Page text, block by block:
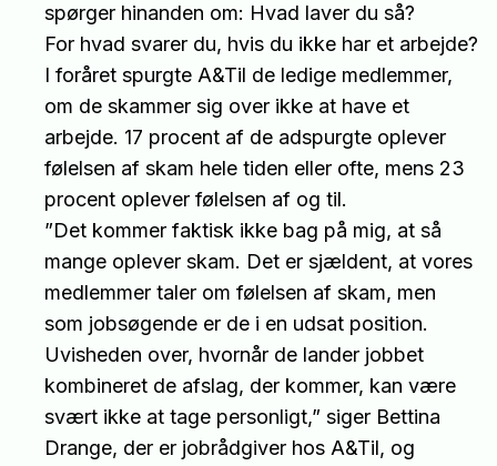
spørger hinanden om: Hvad laver du så?
For hvad svarer du, hvis du ikke har et arbejde?
I foråret spurgte A&Til de ledige medlemmer,
om de skammer sig over ikke at have et
arbejde. 17 procent af de adspurgte oplever
følelsen af skam hele tiden eller ofte, mens 23
procent oplever følelsen af og til.
”Det kommer faktisk ikke bag på mig, at så
mange oplever skam. Det er sjældent, at vores
medlemmer taler om følelsen af skam, men
som jobsøgende er de i en udsat position.
Uvisheden over, hvornår de lander jobbet
kombineret de afslag, der kommer, kan være
svært ikke at tage personligt,” siger Bettina
Drange, der er jobrådgiver hos A&Til, og